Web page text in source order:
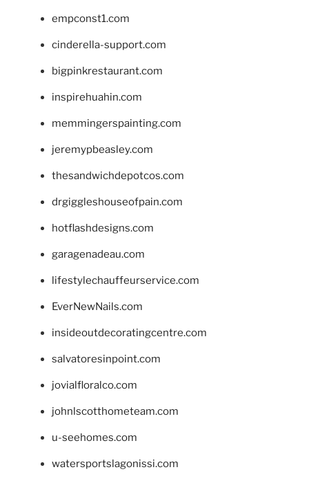
empconst1.com
cinderella-support.com
bigpinkrestaurant.com
inspirehuahin.com
memmingerspainting.com
jeremypbeasley.com
thesandwichdepotcos.com
drgiggleshouseofpain.com
hotflashdesigns.com
garagenadeau.com
lifestylechauffeurservice.com
EverNewNails.com
insideoutdecoratingcentre.com
salvatoresinpoint.com
jovialfloralco.com
johnlscotthometeam.com
u-seehomes.com
watersportslagonissi.com